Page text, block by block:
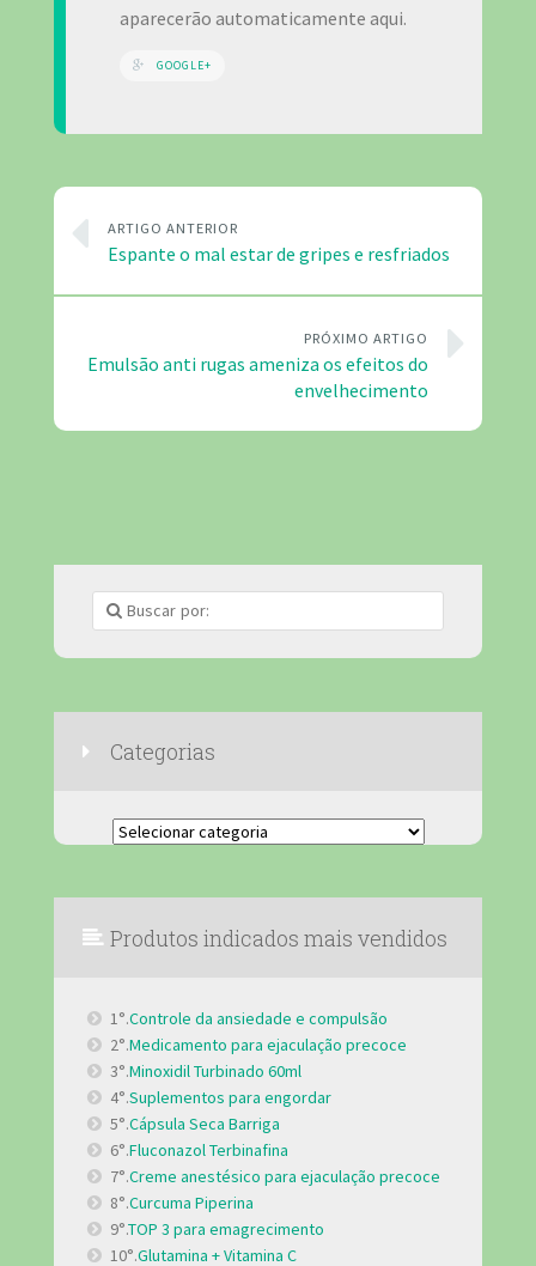
aparecerão automaticamente aqui.
GOOGLE+
ARTIGO ANTERIOR
Espante o mal estar de gripes e resfriados
PRÓXIMO ARTIGO
Emulsão anti rugas ameniza os efeitos do
envelhecimento
Categorias
Categorias
Produtos indicados mais vendidos
1°.Controle da ansiedade e compulsão
2°.Medicamento para ejaculação precoce
3°.Minoxidil Turbinado 60ml
4°.Suplementos para engordar
5°.Cápsula Seca Barriga
6°.Fluconazol Terbinafina
7°.Creme anestésico para ejaculação precoce
8°.Curcuma Piperina
9°.TOP 3 para emagrecimento
10°.Glutamina + Vitamina C